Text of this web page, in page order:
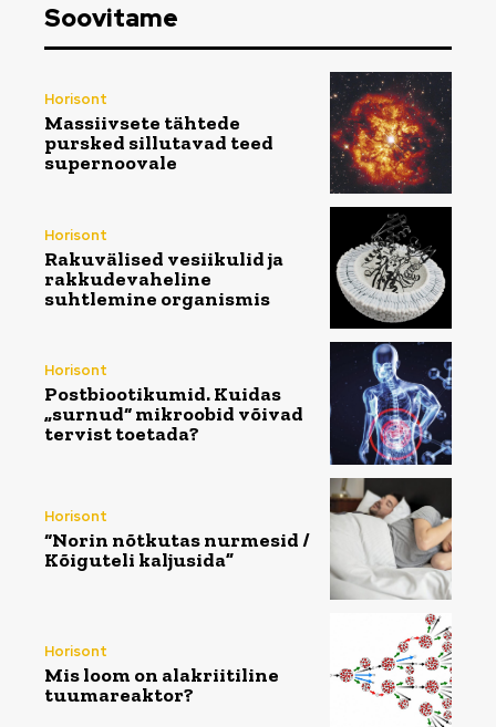
Soovitame
Horisont
Massiivsete tähtede
pursked sillutavad teed
supernoovale
Horisont
Rakuvälised vesiikulid ja
rakkudevaheline
suhtlemine organismis
Horisont
Postbiootikumid. Kuidas
„surnud“ mikroobid võivad
tervist toetada?
Horisont
“Norin nõtkutas nurmesid /
Kõiguteli kaljusida”
Horisont
Mis loom on alakriitiline
tuumareaktor?